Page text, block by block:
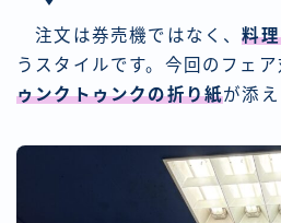
注文は券売機ではなく、料
うスタイルです。今回のフェア
ゥンクトゥンクの折り紙が添